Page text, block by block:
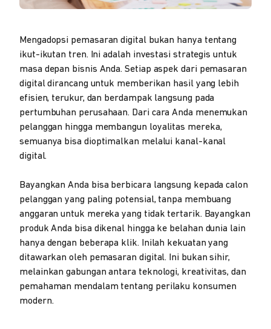
Mengadopsi pemasaran digital bukan hanya tentang
ikut-ikutan tren. Ini adalah investasi strategis untuk
masa depan bisnis Anda. Setiap aspek dari pemasaran
digital dirancang untuk memberikan hasil yang lebih
efisien, terukur, dan berdampak langsung pada
pertumbuhan perusahaan. Dari cara Anda menemukan
pelanggan hingga membangun loyalitas mereka,
semuanya bisa dioptimalkan melalui kanal-kanal
digital.
Bayangkan Anda bisa berbicara langsung kepada calon
pelanggan yang paling potensial, tanpa membuang
anggaran untuk mereka yang tidak tertarik. Bayangkan
produk Anda bisa dikenal hingga ke belahan dunia lain
hanya dengan beberapa klik. Inilah kekuatan yang
ditawarkan oleh pemasaran digital. Ini bukan sihir,
melainkan gabungan antara teknologi, kreativitas, dan
pemahaman mendalam tentang perilaku konsumen
modern.